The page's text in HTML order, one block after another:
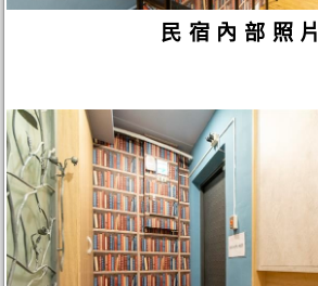
民宿內部照片